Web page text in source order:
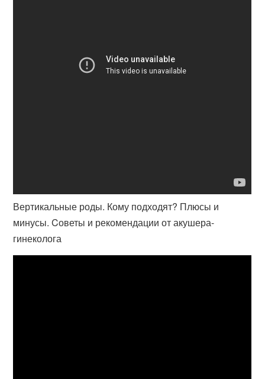
Вертикальные роды. Кому подходят? Плюсы и
минусы. Cоветы и рекомендации от акушера-
гинеколога